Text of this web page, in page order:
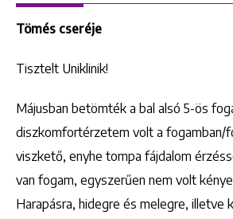
Tömés cseréje
Tisztelt Uniklinik!
Májusban betömték a bal alsó 5-ös
diszkomfortérzetem volt a fogamban/
viszkető, enyhe tompa fájdalom
van fogam, egyszerűen nem volt
Harapásra, hidegre és melegre, illetve